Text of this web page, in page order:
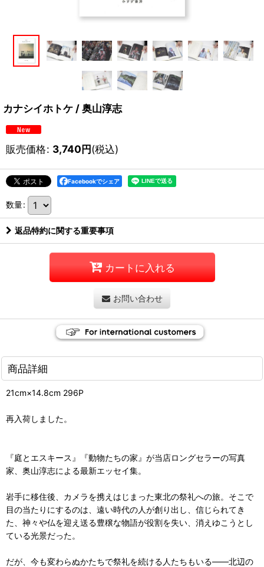
カナシイホトケ / 奥山淳志
販売価格: 3,740円(税込)
Facebookでシェア
数量:
返品特約に関する重要事項
カートに入れる
お問い合わせ
商品詳細
21cm×14.8cm 296P
再入荷しました。
『庭とエスキース』『動物たちの家』が当店ロングセラーの写真
家、奥山淳志による最新エッセイ集。
岩手に移住後、カメラを携えはじまった東北の祭礼への旅。そこで
目の当たりにするのは、遠い時代の人が創り出し、信じられてき
た、神々や仏を迎え送る豊穣な物語が役割を失い、消えゆこうとし
ている光景だった。
だが、今も変わらぬかたちで祭礼を続ける人たちもいる――北辺の